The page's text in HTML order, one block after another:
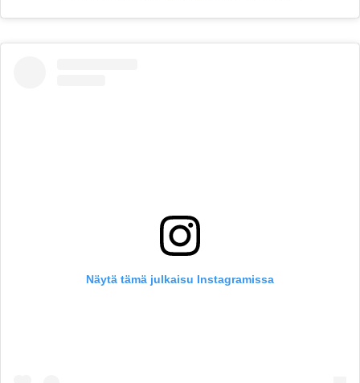
Näytä tämä julkaisu Instagramissa